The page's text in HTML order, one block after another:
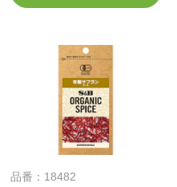
品番：18482